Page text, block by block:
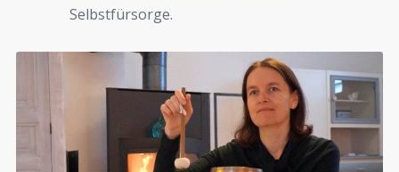
Selbstfürsorge.